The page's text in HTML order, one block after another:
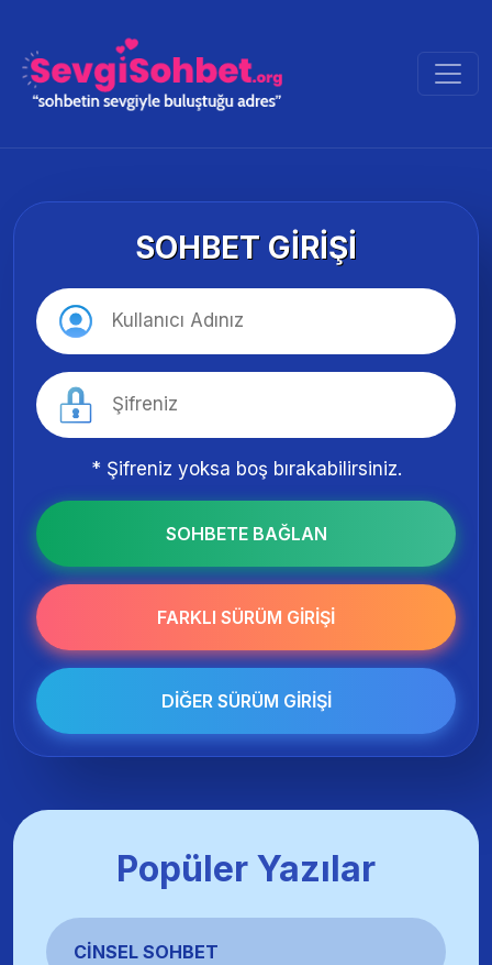
SOHBET GIRIŞI
* Şifreniz yoksa boş bırakabilirsiniz.
SOHBETE BAĞLAN
FARKLI SÜRÜM GIRIŞI
DIĞER SÜRÜM GIRIŞI
Popüler Yazılar
CINSEL SOHBET